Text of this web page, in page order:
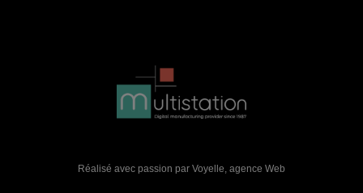
Réalisé avec passion par Voyelle, agence Web